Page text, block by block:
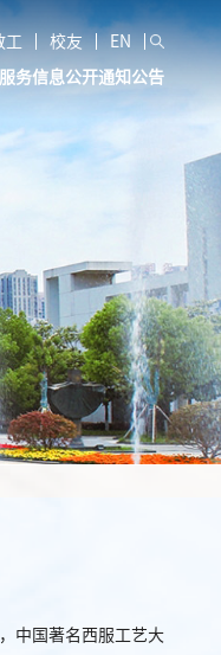
工 校友 EN
务信息公开通知公告
中国著名西服工艺大